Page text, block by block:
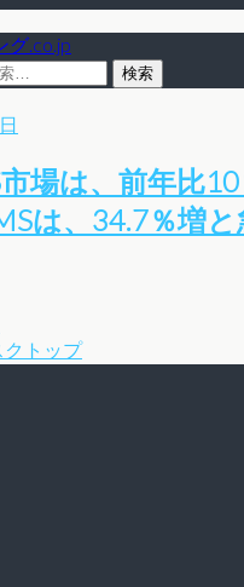
グ.co.jp
場は、前年比10
は、34.7％増
クトップ